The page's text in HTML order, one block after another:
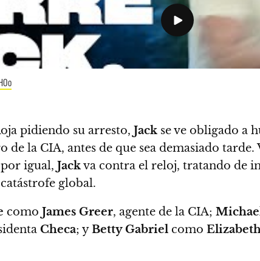
pidiendo su arresto, Jack se ve obligado a
la CIA, antes de que sea demasiado
igual, Jackva contra el reloj, tratando de
global.
como James Greer, agente de la CIA;
Checa; yBetty Gabriel como